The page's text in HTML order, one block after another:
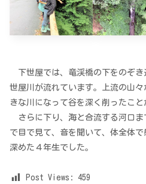
下世屋では、竜渓橋の下をのぞき
世屋川が流れています。上流の山
きな川になって谷を深く削ったこと
さらに下り、海と合流する河口ま
で目で見て、音を聞いて、体全体
深めた４年生でした。
Post Views: 459